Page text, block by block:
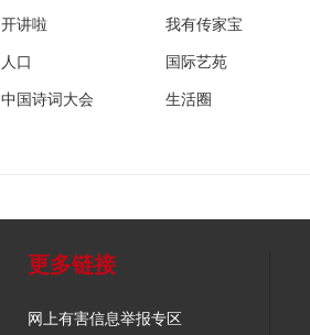
开讲啦 我有传家宝
人口 国际艺苑
中国诗词大会 生活圈
更多链接
网上有害信息举报专区